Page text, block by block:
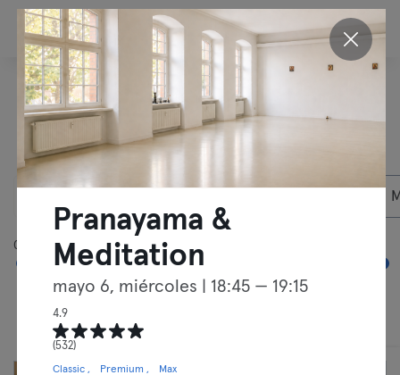
ES
Descubre nuestras
actividades enBerlín
05:00
Clases
Pranayama &
Meditation
mayo 6, miércoles | 18:45 — 19:15
4.9
(532)
Classic Premium Max